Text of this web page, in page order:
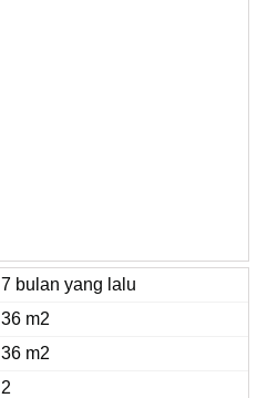
7 bulan yang lalu
36 m2
36 m2
2